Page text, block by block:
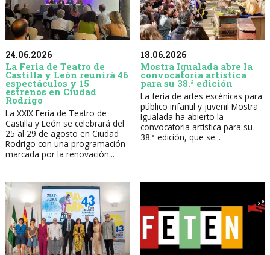
24.06.2026
La Feria de Teatro de
Castilla y León reunirá 46
espectáculos y 15
estrenos en Ciudad
Rodrigo
La XXIX Feria de Teatro de
Castilla y León se celebrará del
25 al 29 de agosto en Ciudad
Rodrigo con una programación
marcada por la renovación...
18.06.2026
Mostra Igualada abre la
convocatoria artística
para su 38.ª edición
La feria de artes escénicas para
público infantil y juvenil Mostra
Igualada ha abierto la
convocatoria artística para su
38.ª edición, que se...